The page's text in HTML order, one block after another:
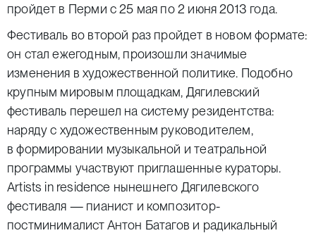
пройдет в Перми с 25 мая по 2 июня 2013 года.
Фестиваль во второй раз пройдет в новом формате:
он стал ежегодным, произошли значимые
изменения в художественной политике. Подобно
крупным мировым площадкам, Дягилевский
фестиваль перешел на систему резидентства:
наряду с художественным руководителем,
в формировании музыкальной и театральной
программы участвуют приглашенные кураторы.
Artists in residence нынешнего Дягилевского
фестиваля — пианист и композитор-
постминималист Антон Батагов и радикальный